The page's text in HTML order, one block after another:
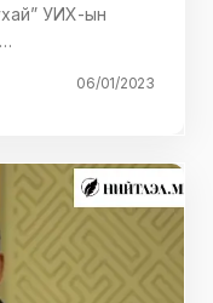
УИХ-ын
06/01/2023